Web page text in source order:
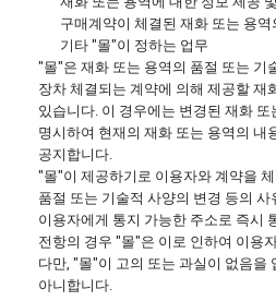
구매계약이 체결된 재화 또는 용역
기타 "몰"이 정하는 업무
"몰"은 재화 또는 용역의 품절 또는 기
장차 체결되는 계약에 의해 제공할 재
있습니다. 이 경우에는 변경된 재화
명시하여 현재의 재화 또는 용역의 내
공지합니다.
"몰"이 제공하기로 이용자와 계약을
품절 또는 기술적 사양의 변경 등의
이용자에게 통지 가능한 주소로 즉시
전항의 경우 "몰"은 이로 인하여 이용
다만, "몰"이 고의 또는 과실이 없음을
아니합니다.